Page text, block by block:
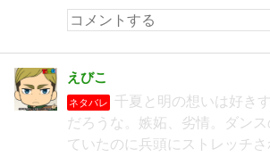
えびこ
ネタバレ
千夏と明の想いは好き
だろうな。嫉妬、劣情。ダン
ていたのに兵頭にストレッチ